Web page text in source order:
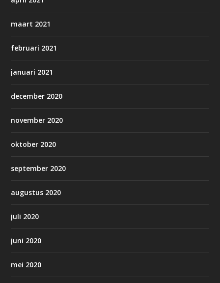
maart 2021
februari 2021
januari 2021
december 2020
november 2020
oktober 2020
september 2020
augustus 2020
juli 2020
juni 2020
mei 2020